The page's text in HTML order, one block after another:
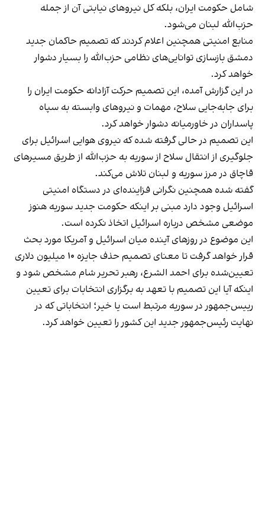
شامل حکومت ایران، بلکه کل نیروهای نیابتی آن از جمله
حزب‌الله لبنان می‌شود.
منابع امنیتی همچنین اعلام کردند که تصمیم حاکمان جدید
دمشق بازسازی توانایی‌های نظامی حزب‌الله را بسیار دشوار
خواهد کرد.
در این گزارش آمده، این تصمیم حرکت آزادانه حکومت ایران را
برای جابه‌جایی سلاح، مهمات و نیروهای وابسته به سپاه
پاسداران در خاورمیانه دشوار خواهد کرد.
این تصمیم در حالی گرفته شده که نیروی هوایی اسرائیل برای
جلوگیری از انتقال سلاح از سوریه به حزب‌الله از طریق مسیرهای
قاچاق در مرز سوریه و لبنان تلاش می‌کند.
گفته شده همچنین نگرانی فزاینده‌ای در دستگاه امنیتی
اسرائیل وجود دارد مبنی بر اینکه حکومت جدید سوریه هنوز
موضعی مشخص درباره اسرائیل اتخاذ نکرده است.
این موضوع در روزهای آینده میان اسرائیل و آمریکا مورد بحث
قرار خواهد گرفت تا معنای تصمیم حذف جایزه ۱۰ میلیون دلاری
تعیین‌شده برای احمد الشرع، رهبر تحریر شام مشخص شود و
اینکه آیا این تصمیم با تعهد به برگزاری انتخابات برای تعیین
رییس‌جمهور در سوریه مرتبط است یا خیر؛ انتخاباتی که در
نهایت رئیس‌جمهور جدید این کشور را تعیین خواهد کرد.